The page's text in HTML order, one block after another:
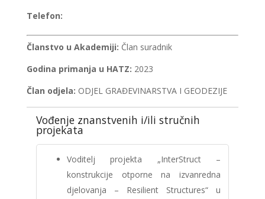
Telefon:
Članstvo u Akademiji: Član suradnik
Godina primanja u HATZ: 2023
Član odjela: ODJEL GRAĐEVINARSTVA I GEODEZIJE
Vođenje znanstvenih i/ili stručnih
projekata
Voditelj projekta „InterStruct –
konstrukcije otporne na izvanredna
djelovanja – Resilient Structures“ u